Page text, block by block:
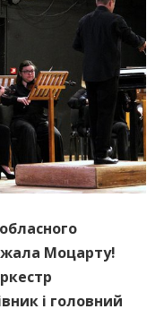
Моцарту!
і головний